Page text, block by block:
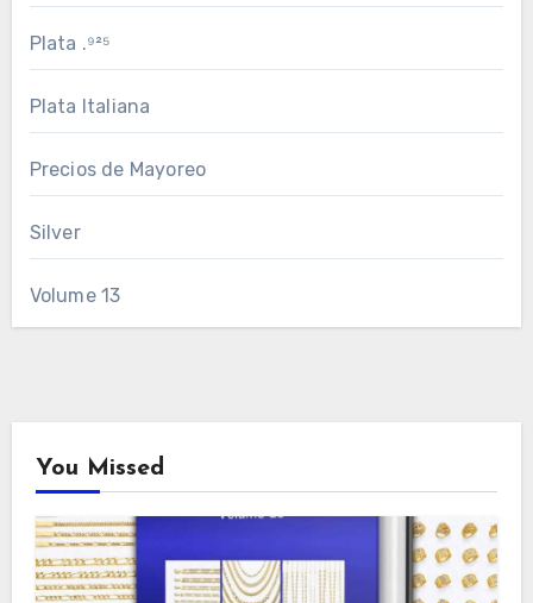
Plata .⁹²⁵
Plata Italiana
Precios de Mayoreo
Silver
Volume 13
You Missed